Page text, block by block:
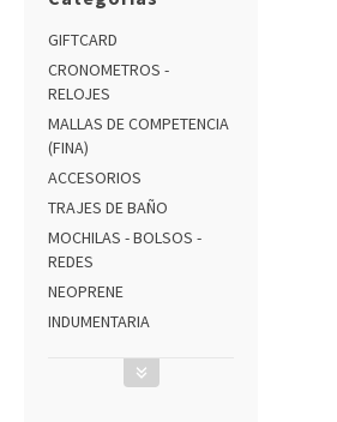
GIFTCARD
CRONOMETROS -
RELOJES
MALLAS DE COMPETENCIA
(FINA)
ACCESORIOS
TRAJES DE BAÑO
MOCHILAS - BOLSOS -
REDES
NEOPRENE
INDUMENTARIA